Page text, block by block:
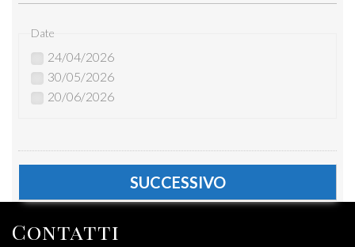
Date
24/04/2026
30/05/2026
20/06/2026
Contatti